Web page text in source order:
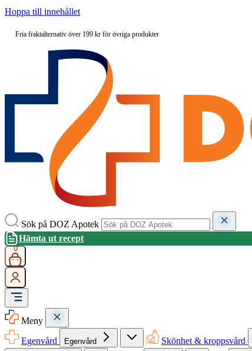
Hoppa till innehållet
Fria fraktalternativ över 199 kr för övriga produkter
Sök på DOZ Apotek
Hämta ut recept
0
Meny
Egenvård
Egenvård Skönhet & kroppsvård